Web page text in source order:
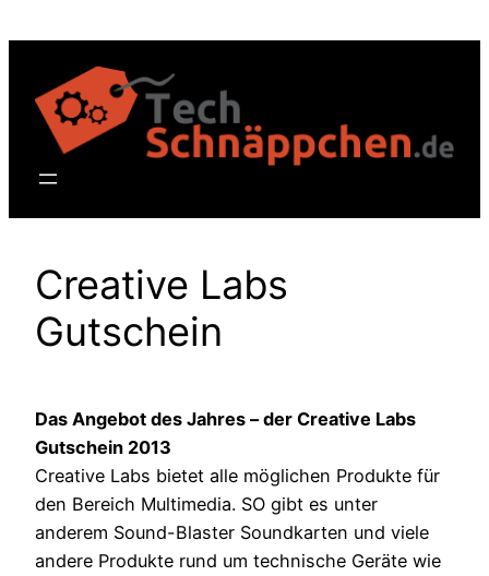
springen
Creative Labs
Gutschein
Das Angebot des Jahres – der Creative Labs
Gutschein 2013
Creative Labs bietet alle möglichen Produkte für
den Bereich Multimedia. SO gibt es unter
anderem Sound-Blaster Soundkarten und viele
andere Produkte rund um technische Geräte wie